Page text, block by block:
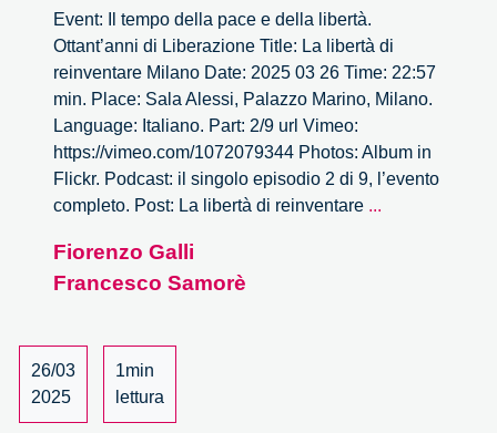
Event: Il tempo della pace e della libertà.
Ottant’anni di Liberazione Title: La libertà di
reinventare Milano Date: 2025 03 26 Time: 22:57
min. Place: Sala Alessi, Palazzo Marino, Milano.
Language: Italiano. Part: 2/9 url Vimeo:
https://vimeo.com/1072079344 Photos: Album in
Flickr. Podcast: il singolo episodio 2 di 9, l’evento
completo. Post: La libertà di reinventare ...
Fiorenzo Galli
Francesco Samorè
26/03
2025
1min
lettura